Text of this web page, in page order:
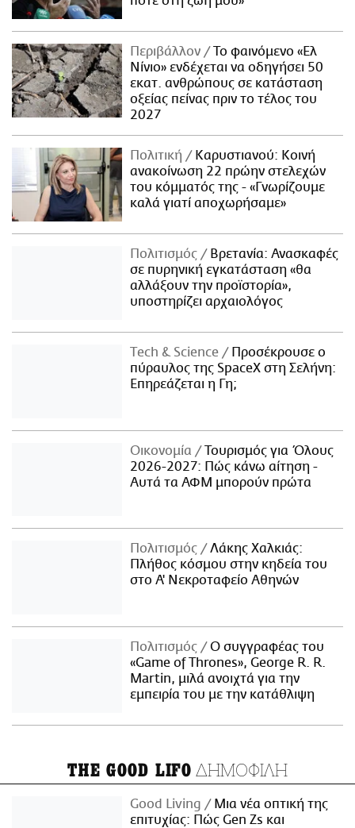
Περιβάλλον
Το φαινόμενο «Ελ
Νίνιο» ενδέχεται να οδηγήσει 50
εκατ. ανθρώπους σε κατάσταση
οξείας πείνας πριν το τέλος του
2027
Πολιτική
Καρυστιανού: Κοινή
ανακοίνωση 22 πρώην στελεχών
του κόμματός της - «Γνωρίζουμε
καλά γιατί αποχωρήσαμε»
Πολιτισμός
Βρετανία: Ανασκαφές
σε πυρηνική εγκατάσταση «θα
αλλάξουν την προϊστορία»,
υποστηρίζει αρχαιολόγος
Τech & Science
Προσέκρουσε ο
πύραυλος της SpaceX στη Σελήνη:
Επηρεάζεται η Γη;
Οικονομία
Τουρισμός για Όλους
2026-2027: Πώς κάνω αίτηση -
Αυτά τα ΑΦΜ μπορούν πρώτα
Πολιτισμός
Λάκης Χαλκιάς:
Πλήθος κόσμου στην κηδεία του
στο Α' Νεκροταφείο Αθηνών
Πολιτισμός
Ο συγγραφέας του
«Game of Thrones», George R. R.
Martin, μιλά ανοιχτά για την
εμπειρία του με την κατάθλιψη
THE GOOD LIFO ΔΗΜΟΦΙΛΗ
Good Living
Μια νέα οπτική της
επιτυχίας: Πώς Gen Zs και